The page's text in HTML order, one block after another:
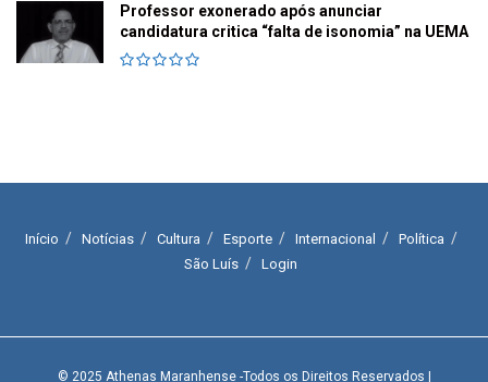
Professor exonerado após anunciar
candidatura critica “falta de isonomia” na UEMA
Início Notícias Cultura Esporte Internacional
Política
São Luís
Login
© 2025 Athenas Maranhense-Todos os Direitos Reservados